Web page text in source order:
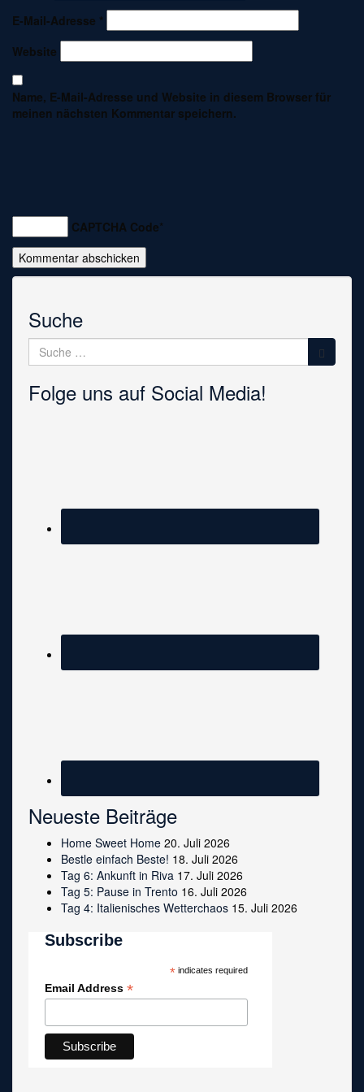
E-Mail-Adresse *
Website
Name, E-Mail-Adresse und Website in diesem Browser für
meinen nächsten Kommentar speichern.
CAPTCHA Code*
Suche
Suche
nach:
Folge uns auf Social Media!
Neueste Beiträge
Home Sweet Home 20. Juli 2026
Bestle einfach Beste! 18. Juli 2026
Tag 6: Ankunft in Riva 17. Juli 2026
Tag 5: Pause in Trento 16. Juli 2026
Tag 4: Italienisches Wetterchaos 15. Juli 2026
Subscribe
*indicates required
Email Address *